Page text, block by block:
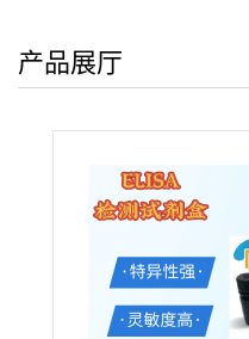
产品展厅